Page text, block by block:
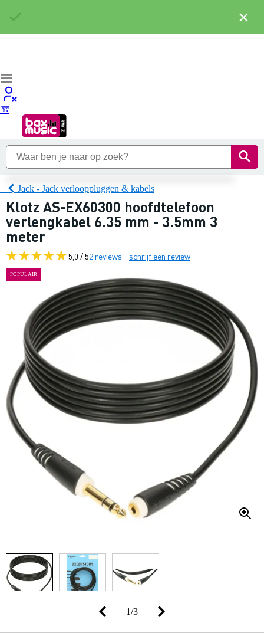
Jack - Jack verlooppluggen & kabels
Klotz AS-EX60300 hoofdtelefoon
verlengkabel 6.35 mm - 3.5mm 3
meter
5,0 / 52 reviews schrijf een review
POPULAIR
1/3
×